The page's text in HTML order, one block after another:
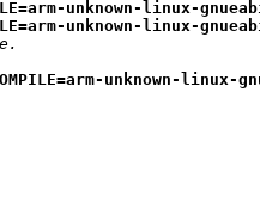
unknown-linux-
unknown-linux-
unknown-linux-